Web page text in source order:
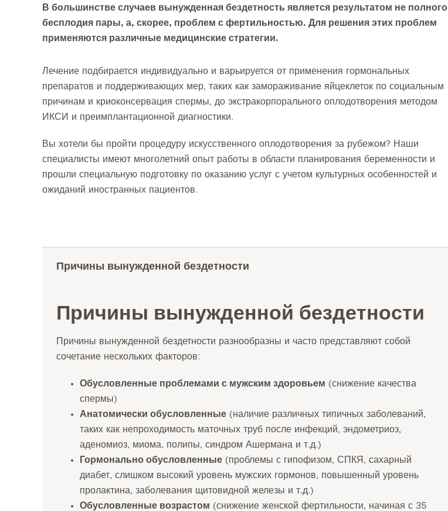
В большинстве случаев вынужденная бездетность является результатом не полного
бесплодия пары, а, скорее, проблем с фертильностью. Для решения этих проблем
применяются различные медицинские стратегии.
Лечение подбирается индивидуально и варьируется от применения гормональных
препаратов и поддерживающих мер, таких как замораживание яйцеклеток по социальным
причинам и криоконсервация спермы, до экстракорпорального оплодотворения методом
ИКСИ и преимплантационной диагностики.
Вы хотели бы пройти процедуру искусственного оплодотворения за рубежом? Наши
специалисты имеют многолетний опыт работы в области планирования беременности и
прошли специальную подготовку по оказанию услуг с учетом культурных особенностей и
ожиданий иностранных пациентов.
Причины вынужденной бездетности
Причины вынужденной бездетности
Причины вынужденной бездетности разнообразны и часто представляют собой
сочетание нескольких факторов:
Обусловленные проблемами с мужским здоровьем (снижение качества
спермы)
Анатомически обусловленные (наличие различных типичных заболеваний,
таких как непроходимость маточных труб после инфекций, эндометриоз,
аденомиоз, миома, полипы, синдром Ашермана и т.д.)
Гормонально обусловленные (проблемы с гипофизом, СПКЯ, сахарный
диабет, слишком высокий уровень мужских гормонов, повышенный уровень
пролактина, заболевания щитовидной железы и т.д.)
Обусловленные возрастом (снижение женской фертильности, начиная с 35